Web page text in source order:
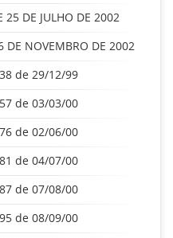
25 DE JULHO DE 2002
DE NOVEMBRO DE 2002
de 29/12/99
de 03/03/00
de 02/06/00
de 04/07/00
de 07/08/00
de 08/09/00